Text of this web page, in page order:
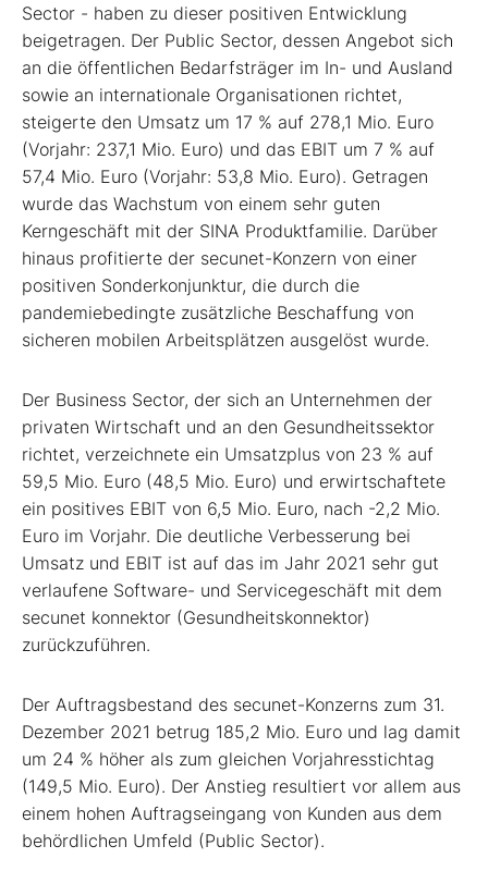
Sector - haben zu dieser positiven Entwicklung
beigetragen. Der Public Sector, dessen Angebot sich
an die öffentlichen Bedarfsträger im In- und Ausland
sowie an internationale Organisationen richtet,
steigerte den Umsatz um 17 % auf 278,1 Mio. Euro
(Vorjahr: 237,1 Mio. Euro) und das EBIT um 7 % auf
57,4 Mio. Euro (Vorjahr: 53,8 Mio. Euro). Getragen
wurde das Wachstum von einem sehr guten
Kerngeschäft mit der SINA Produktfamilie. Darüber
hinaus profitierte der secunet-Konzern von einer
positiven Sonderkonjunktur, die durch die
pandemiebedingte zusätzliche Beschaffung von
sicheren mobilen Arbeitsplätzen ausgelöst wurde.
Der Business Sector, der sich an Unternehmen der
privaten Wirtschaft und an den Gesundheitssektor
richtet, verzeichnete ein Umsatzplus von 23 % auf
59,5 Mio. Euro (48,5 Mio. Euro) und erwirtschaftete
ein positives EBIT von 6,5 Mio. Euro, nach -2,2 Mio.
Euro im Vorjahr. Die deutliche Verbesserung bei
Umsatz und EBIT ist auf das im Jahr 2021 sehr gut
verlaufene Software- und Servicegeschäft mit dem
secunet konnektor (Gesundheitskonnektor)
zurückzuführen.
Der Auftragsbestand des secunet-Konzerns zum 31.
Dezember 2021 betrug 185,2 Mio. Euro und lag damit
um 24 % höher als zum gleichen Vorjahresstichtag
(149,5 Mio. Euro). Der Anstieg resultiert vor allem aus
einem hohen Auftragseingang von Kunden aus dem
behördlichen Umfeld (Public Sector).